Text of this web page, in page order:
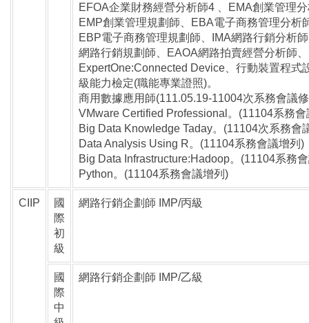
EFOA企業財務經營分析師4 、EMA創業管理
EMP創業管理規劃師、EBA電子商務管理分析
EBP電子商務管理規劃師、IMA網路行銷分析
網路行銷規劃師、EAOA網路拍賣經營分析師
ExpertOne:Connected Device、行動裝置程式
級能力檢定(職能專業證照)。
商用數據應用師(111.05.19-11004次系務會議
VMware Certified Professional。(11104系務會
Big Data Knowledge Taday。(11104次系務會
Data Analysis Using R。(11104系務會議增列)
Big Data Infrastructure:Hadoop。(11104系務
Python。(11104系務會議增列)
CIIP
國
際
初
級
網路行銷企劃師 IMP/丙級
國
際
中
網路行銷企劃師 IMP/乙級